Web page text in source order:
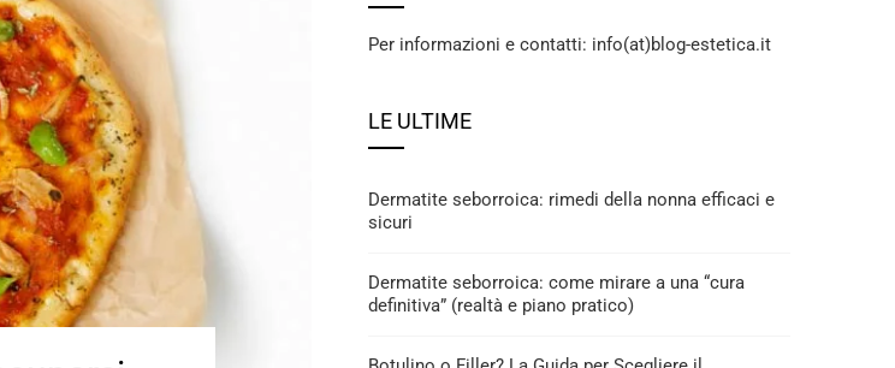
Per informazioni e contatti: info(at)blog-estetica.it
LE ULTIME
Dermatite seborroica: rimedi della nonna efficaci e
sicuri
Dermatite seborroica: come mirare a una “cura
definitiva” (realtà e piano pratico)